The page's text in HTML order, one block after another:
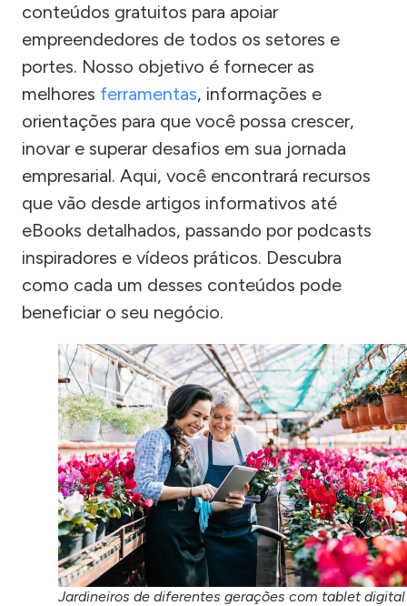
conteúdos gratuitos para apoiar
empreendedores de todos os setores e
portes. Nosso objetivo é fornecer as
melhores ferramentas, informações e
orientações para que você possa crescer,
inovar e superar desafios em sua jornada
empresarial. Aqui, você encontrará recursos
que vão desde artigos informativos até
eBooks detalhados, passando por podcasts
inspiradores e vídeos práticos. Descubra
como cada um desses conteúdos pode
beneficiar o seu negócio.
Jardineiros de diferentes gerações com tablet digital